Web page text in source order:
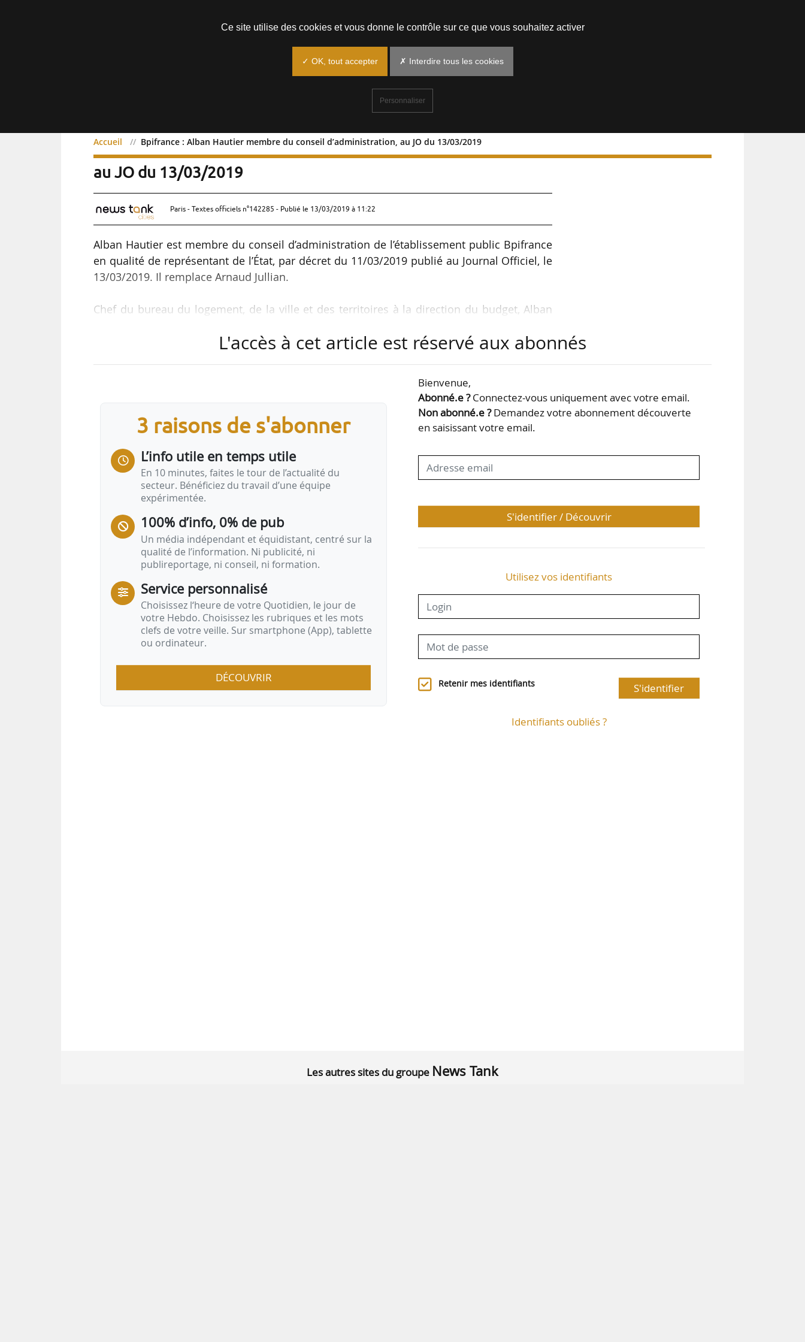
Accueil Bpifrance : Alban Hautier membre du conseil d’administration, au JO du 13/03/2019
Bpifrance : Alban Hautier membre du conseil d’administration,
au JO du 13/03/2019
Paris - Textes officiels n°142285 - Publié le 13/03/2019 à 11:22
Alban Hautier est membre du conseil d’administration de l’établissement public Bpifrance
en qualité de représentant de l’État, par décret du 11/03/2019 publié au Journal Officiel, le
13/03/2019. Il remplace Arnaud Jullian.
Chef du bureau du logement, de la ville et des territoires à la direction du budget, Alban
l’État ou du ministre du Budget. Il siège aux conseils d’administration de l’ANRU, de Grand
…
L'accès à cet article est réservé aux abonnés
3 raisons de s'abonner
L’info utile en temps utile
En 10 minutes, faites le tour de l’actualité du
secteur. Bénéficiez du travail d’une équipe
expérimentée.
100% d’info, 0% de pub
Un média indépendant et équidistant, centré sur la
qualité de l’information. Ni publicité, ni
publireportage, ni conseil, ni formation.
Service personnalisé
Choisissez l‘heure de votre Quotidien, le jour de
votre Hebdo. Choisissez les rubriques et les mots
clefs de votre veille. Sur smartphone (App), tablette
ou ordinateur.
DÉCOUVRIR
Bienvenue,
Abonné.e ?Connectez-vous uniquement avec votre email.
Non abonné.e ?Demandez votre abonnement découverte
en saisissant votre email.
S'identifier / Découvrir
Utilisez vos identifiants
Retenir mes identifiants S'identifier
Identifiants oubliés ?
Les autres sites du groupe News Tank
Ce site utilise des cookies et vous donne le contrôle sur ce que vous souhaitez activer
✓ OK, tout accepter ✗ Interdire tous les cookies
Personnaliser